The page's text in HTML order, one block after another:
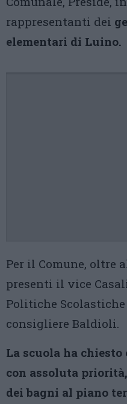
rappresentanti dei
elementari di Luino.
Per il Comune, oltre
presenti il vice
Politiche
consigliere Baldioli.
La scuola ha
con assoluta
dei bagni al piano